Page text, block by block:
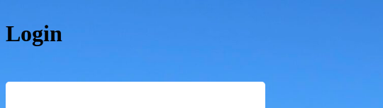
Login